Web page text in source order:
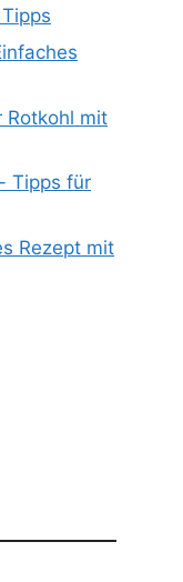
Rotkohl mit
Tipps für
Rezept mit